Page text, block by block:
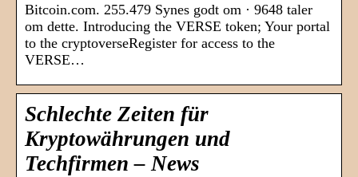
Bitcoin.com. 255.479 Synes godt om · 9648 taler
om dette. Introducing the VERSE token; Your portal
to the cryptoverseRegister for access to the
VERSE…
Schlechte Zeiten für
Kryptowährungen und
Techfirmen – News